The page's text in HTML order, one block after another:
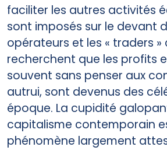
faciliter les autres activités
sont imposés sur le devant
opérateurs et les « traders »
recherchent que les profits
souvent sans penser aux
autrui, sont devenus des
époque. La cupidité
capitalisme contemporain
phénomène largement